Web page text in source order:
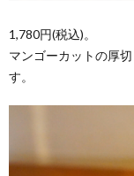
1,780円(税込)。
マンゴーカットの厚
す。